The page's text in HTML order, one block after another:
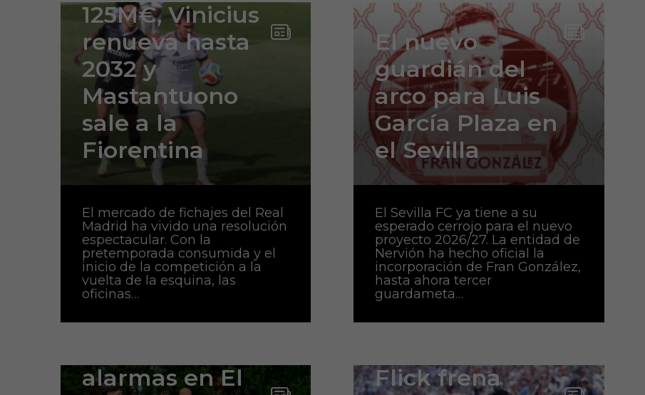
125M€, Vinicius
renueva hasta
2032 y
Mastantuono
sale a la
Fiorentina
El mercado de fichajes del Real
Madrid ha vivido una resolución
espectacular. Con la
pretemporada consumida y el
inicio de la competición a la
vuelta de la esquina, las
oficinas…
El nuevo
guardián del
arco para Luis
García Plaza en
el Sevilla
El Sevilla FC ya tiene a su
esperado cerrojo para el nuevo
proyecto 2026/27. La entidad de
Nervión ha hecho oficial la
incorporación de Fran González,
hasta ahora tercer
guardameta…
alarmas en El
Flick frena